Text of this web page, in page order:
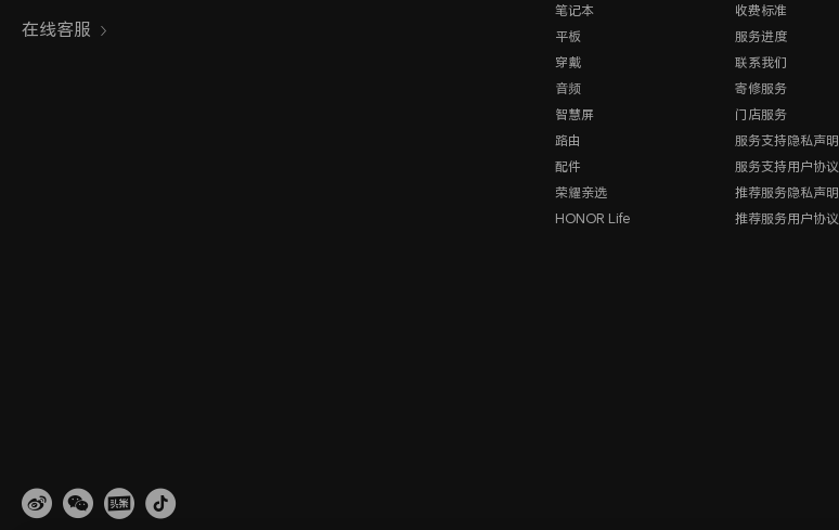
在线客服
笔记本
平板
穿戴
音频
智慧屏
路由
配件
荣耀亲选
HONOR Life
收费标准
服务进度
联系我们
寄修服务
门店服务
服务支持隐私声明
服务支持用户协议
推荐服务隐私声明
推荐服务用户协议